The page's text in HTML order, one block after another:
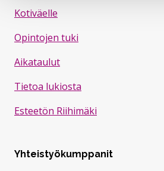
Kotiväelle
Opintojen tuki
Aikataulut
Tietoa lukiosta
Esteetön Riihimäki
Yhteistyökumppanit